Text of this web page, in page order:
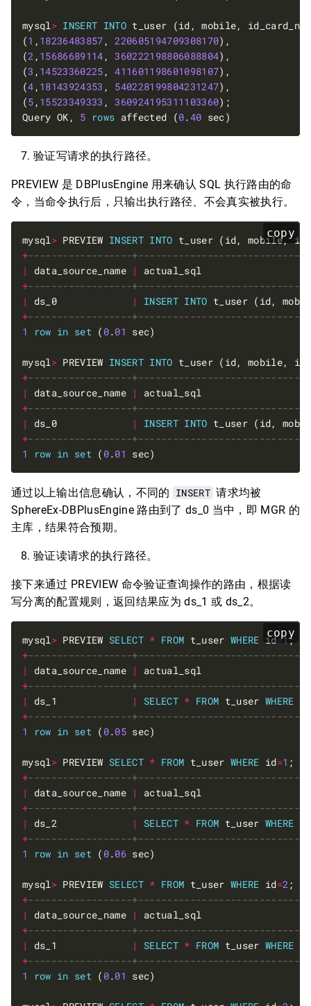
mysql> INSERT INTO t_user (id, mobile,
(1 , 18236483857 , 220605194709308170
(2 , 15686689114 , 360222198806088804
(3 , 14523360225 , 411601198601098107
(4 , 18143924353 , 540228199804231247
(5 , 15523349333 , 360924195311103360
Query OK, 5 rows affected (0.40
验证写请求的执行路径。
PREVIEW 是 DBPlusEngine 用来确认 SQL 执行路由的命
令，当命令执行后，只输出执行路径、不会真实被执行。
copy
mysql> PREVIEW INSERT INTO t_user (id, mobile,
+
|
data_source_name |
+
|
ds_0 | INSERT INTO t_user (id,
+
1
row in set ( 0.01
mysql> PREVIEW INSERT INTO t_user (id, mobile,
+
|
data_source_name |
+
|
ds_0 | INSERT INTO t_user (id,
+
1
row in set ( 0.01
通过以上输出信息确认，不同的 INSERT 请求均被
SphereEx-DBPlusEngine 路由到了 ds_0 当中，即 MGR 的
主库，结果符合预期。
验证读请求的执行路径。
接下来通过 PREVIEW 命令验证查询操作的路由，根据读
写分离的配置规则，返回结果应为 ds_1 或 ds_2。
copy
mysql> PREVIEW SELECT * FROM t_user WHERE id=1
+
|
data_source_name |
+
|
ds_1 | SELECT * FROM t_user WHERE
+
1
row in set ( 0.05
mysql> PREVIEW SELECT * FROM t_user WHERE id=1
+
|
data_source_name |
+
|
ds_2 | SELECT * FROM t_user WHERE
+
1
row in set ( 0.06
mysql> PREVIEW SELECT * FROM t_user WHERE id=2
+
|
data_source_name |
+
|
ds_1 | SELECT * FROM t_user WHERE
+
1
row in set ( 0.01